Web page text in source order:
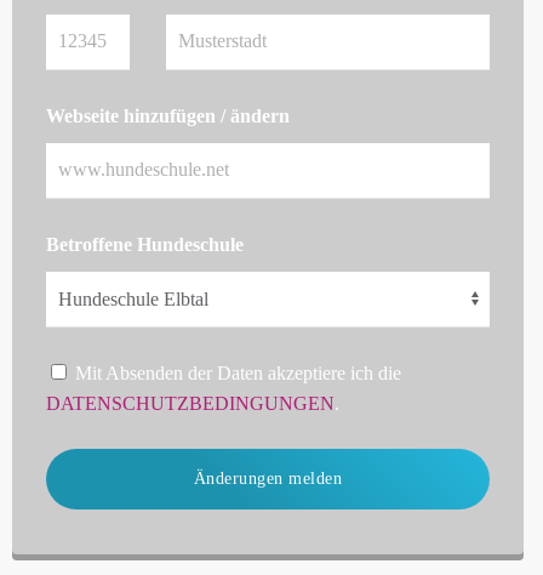
Webseite hinzufügen / ändern
Betroffene Hundeschule
Mit Absenden der Daten akzeptiere ich die
DATENSCHUTZBEDINGUNGEN.
Änderungen melden